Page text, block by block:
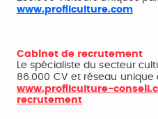
www.profilculture.com
Cabinet de recrutement
Le spécialiste du secteur
86.000 CV et réseau unique
www.profilculture-
recrutement